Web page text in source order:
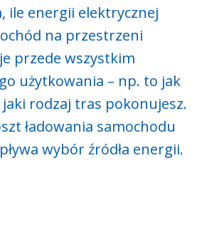
ile energii elektrycznej
na przestrzeni
przede wszystkim
użytkowania – np. to jak
jaki rodzaj tras pokonujesz.
ładowania samochodu
wybór źródła energii.